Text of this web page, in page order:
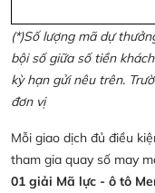
(*)Số lượng mã dự
bội số giữa số tiền
kỳ hạn gửi nêu trên.
đơn vị
Mỗi giao dịch đủ điều
tham gia quay số may
01 giải Mã lực - ô tô